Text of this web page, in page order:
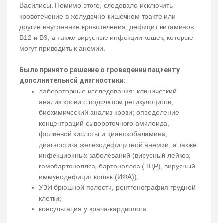
Василисы. Помимо этого, следовало исключить
кровотечение в желудочно-кишечном тракте или
другие внутренние кровотечения, дефицит витаминов
В12 и В9, а также вирусные инфекции кошек, которые
могут приводить к анемии.
Было принято решение о проведении пациенту
дополнительной диагностики:
лабораторные исследования: клинический
анализ крови с подсчетом ретикулоцитов,
биохимический анализ крови; определение
концентраций сывороточного амилоида,
фолиевой кислоты и цианокобаламина;
диагностика железодефицитной анемии, а также
инфекционных заболеваний (вирусный лейкоз,
гемобартонеллез, бартонеллез (ПЦР), вирусный
иммунодефицит кошек (ИФА));
УЗИ брюшной полости, рентгенография грудной
клетки;
консультация у врача-кардиолога.